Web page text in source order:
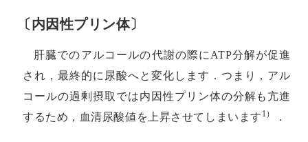
〔内因性プリン体〕
肝臓でのアルコールの代謝の際にATP分解が促進
され，最終的に尿酸へと変化します．つまり，アル
コールの過剰摂取では内因性プリン体の分解も亢進
するため，血清尿酸値を上昇させてしまいます 1） ．